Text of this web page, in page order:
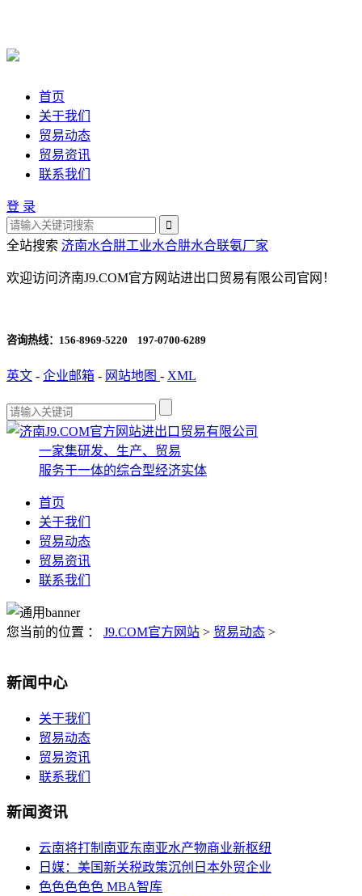
首页
关于我们
贸易动态
贸易资讯
联系我们
登 录
全站搜索 济南水合肼工业水合肼水合联氨厂家
欢迎访问济南J9.COM官方网站进出口贸易有限公司官网！
咨询热线： 156-8969-5220 197-0700-6289
英文 - 企业邮箱 - 网站地图 - XML
一家集研发、生产、贸易
服务于一体的综合型经济实体
首页
关于我们
贸易动态
贸易资讯
联系我们
您当前的位置 ： J9.COM官方网站 > 贸易动态 >
新闻中心
关于我们
贸易动态
贸易资讯
联系我们
新闻资讯
云南将打制南亚东南亚水产物商业新枢纽
日媒：美国新关税政策沉创日本外贸企业
色色色色色 MBA智库